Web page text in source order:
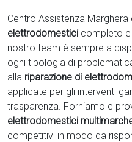
Centro Assistenza
elettrodomestici completo e
nostro team è sempre a
ogni tipologia di
alla riparazione di
applicate per gli interventi
trasparenza. Forniamo e
elettrodomestici
competitivi in modo da